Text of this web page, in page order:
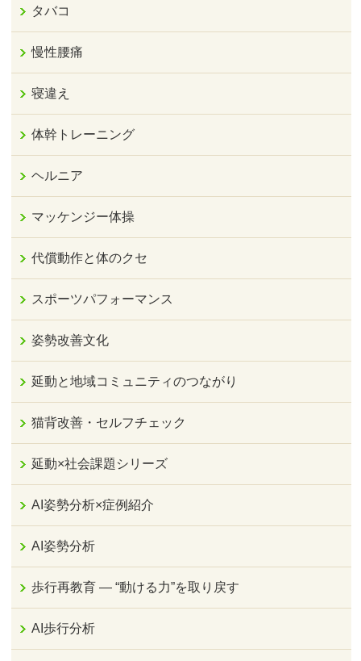
タバコ
慢性腰痛
寝違え
体幹トレーニング
ヘルニア
マッケンジー体操
代償動作と体のクセ
スポーツパフォーマンス
姿勢改善文化
延動と地域コミュニティのつながり
猫背改善・セルフチェック
延動×社会課題シリーズ
AI姿勢分析×症例紹介
AI姿勢分析
歩行再教育 ― “動ける力”を取り戻す
AI歩行分析